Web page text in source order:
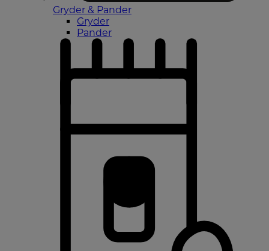
Gryder & Pander
Gryder
Pander